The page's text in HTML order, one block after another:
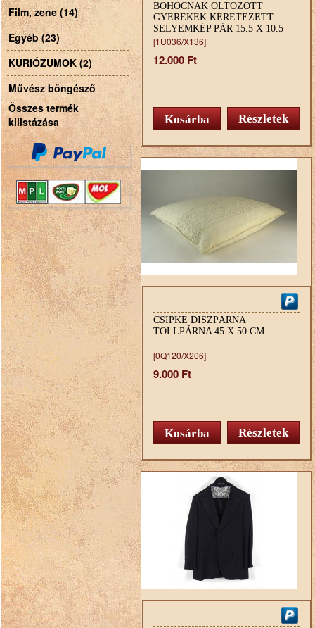
Film, zene (14)
Egyéb (23)
KURIÓZUMOK (2)
Művész böngésző
Összes termék
kilistázása
BOHÓCNAK ÖLTÖZÖTT
GYEREKEK KERETEZETT
SELYEMKÉP PÁR 15.5 X 10.5
CM
[1U036/X136]
12.000 Ft
Részletek
CSIPKE DÍSZPÁRNA
TOLLPÁRNA 45 X 50 CM
[0Q120/X206]
9.000 Ft
Részletek